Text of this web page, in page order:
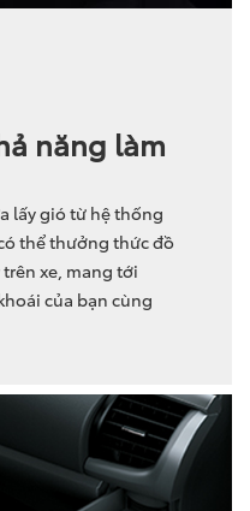
năng làm
lấy gió từ hệ thống
thể thưởng thức đồ
xe, mang tới
của bạn cùng